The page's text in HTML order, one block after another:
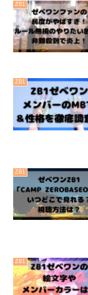
ZB1
ZB1
ZB1
ZB1